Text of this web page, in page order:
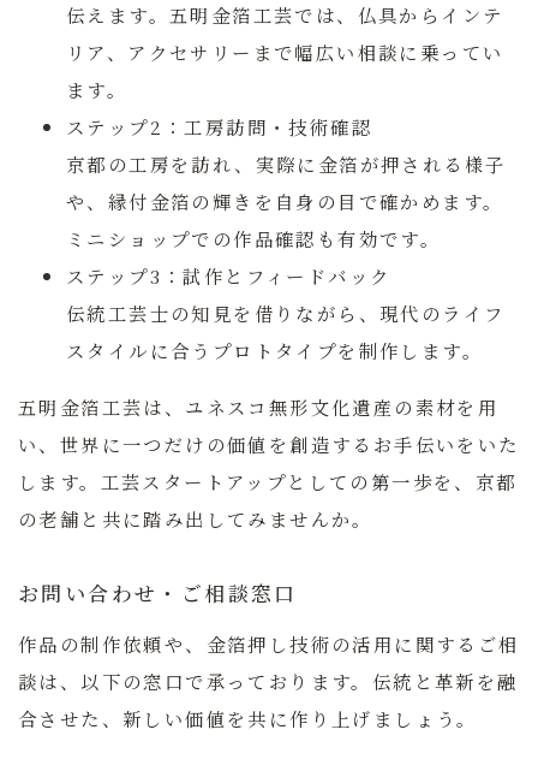
伝えます。五明金箔工芸では、仏具からインテ
リア、アクセサリーまで幅広い相談に乗ってい
ます。
ステップ2：工房訪問・技術確認
京都の工房を訪れ、実際に金箔が押される様子
や、縁付金箔の輝きを自身の目で確かめます。
ミニショップでの作品確認も有効です。
ステップ3：試作とフィードバック
伝統工芸士の知見を借りながら、現代のライフ
スタイルに合うプロトタイプを制作します。
五明金箔工芸は、ユネスコ無形文化遺産の素材を用
い、世界に一つだけの価値を創造するお手伝いをいた
します。工芸スタートアップとしての第一歩を、京都
の老舗と共に踏み出してみませんか。
お問い合わせ・ご相談窓口
作品の制作依頼や、金箔押し技術の活用に関するご相
談は、以下の窓口で承っております。伝統と革新を融
合させた、新しい価値を共に作り上げましょう。